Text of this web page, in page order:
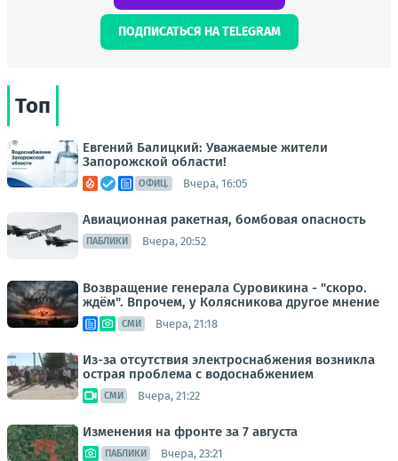
ПОДПИСАТЬСЯ НА TELEGRAM
Топ
Евгений Балицкий: Уважаемые жители
Запорожской области!
ОФИЦ. Вчера, 16:05
Авиационная ракетная, бомбовая опасность
ПАБЛИКИ Вчера, 20:52
Возвращение генерала Суровикина - "скоро.
ждём". Впрочем, у Колясникова другое мнение
СМИ Вчера, 21:18
Из-за отсутствия электроснабжения возникла
острая проблема с водоснабжением
СМИ Вчера, 21:22
Изменения на фронте за 7 августа
ПАБЛИКИ Вчера, 23:21